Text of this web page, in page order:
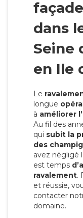
dans
Seine
en Ile
Le
longue
à améliorer
Au fil des
qui subit la
des
avez négligé
est temps
ravalement.
et réussie,
contacter
domaine.